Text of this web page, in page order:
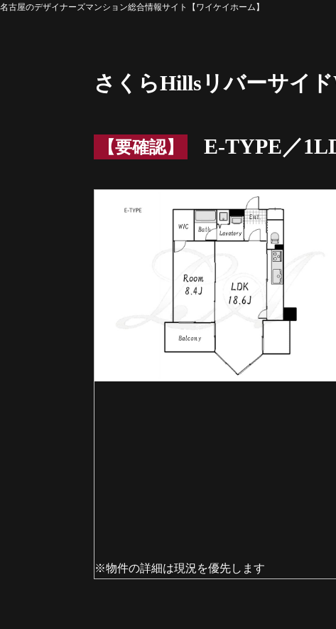
名古屋のデザイナーズマンション総合情報サイト【ワイケイホーム】
さくらHillsリバーサイ
【要確認】 E-TYPE／
※物件の詳細は現況を優先します